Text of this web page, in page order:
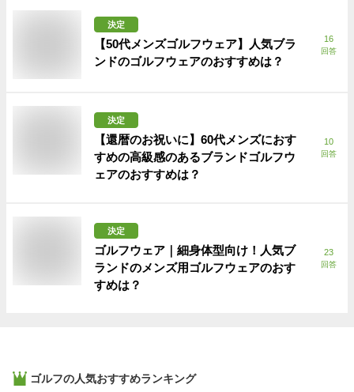
決定
【50代メンズゴルフウェア】人気ブラ
ンドのゴルフウェアのおすすめは？
16
回答
決定
【還暦のお祝いに】60代メンズにおす
すめの高級感のあるブランドゴルフウ
ェアのおすすめは？
10
回答
決定
ゴルフウェア｜細身体型向け！人気ブ
ランドのメンズ用ゴルフウェアのおす
すめは？
23
回答
ゴルフの人気おすすめランキング